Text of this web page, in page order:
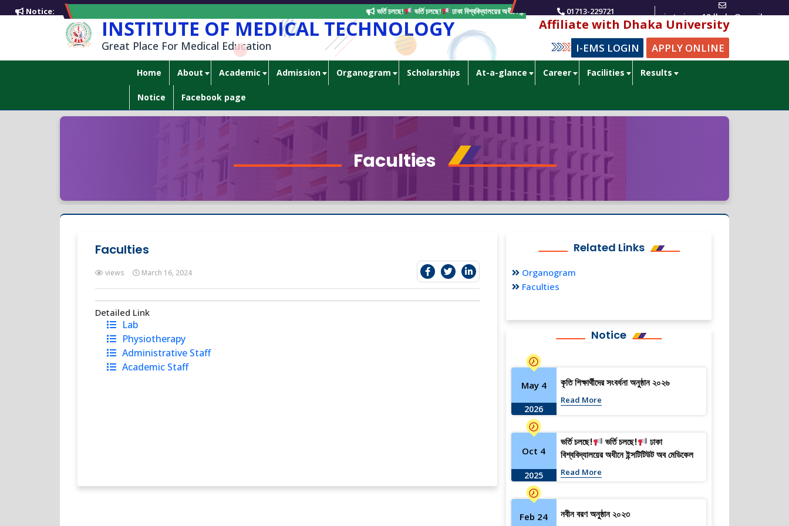
Notice: ভর্তি চলছে! ভর্তি চলছে! ঢাকা বিশ্ববিদ্যালয়ের অধীনে ইন্সটিটিউট অব মেডিকেল টেকনোলজিতে বিএসসি ইন হেল্থ টেকনোলজী ল্যাবরেটরি ও বিএসসি ইন ফিজিওথেরাপি
01713-229721
imtmirpur12dhaka@gmail.com
INSTITUTE OF MEDICAL TECHNOLOGY
Great Place For Medical Education
Affiliate with Dhaka University
I-EMS LOGIN APPLY ONLINE
Home About Academic Admission Organogram Scholarships At-a-glance Career Facilities Results
Notice Facebook page
Faculties
Faculties
views March 16, 2024
Detailed Link
Lab
Physiotherapy
Administrative Staff
Academic Staff
Related Links
Organogram
Faculties
Notice
May 4
2026
কৃতি শিক্ষার্থীদের সংবর্ধনা অনুষ্ঠান ২০২৬
Read More
Oct 4
2025
ভর্তি চলছে! ভর্তি চলছে!
ঢাকা
বিশ্ববিদ্যালয়ের অধীনে ইন্সটিটিউট অব মেডিকেল
টেকনোলজিতে বিএসসি ইন হেল্থ টেকনোলজী
ল্যাবরেটরি ও বিএসসি ইন ফিজিওথেরাপি কোর্সে
Read More
Feb 24 নবীন বরণ অনুষ্ঠান ২০২৩